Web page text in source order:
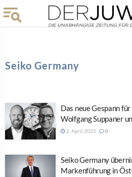
Seiko Germany
Das neue Gespann
Wolfgang Suppaner
2. April 2025 0
Seiko Germany
Markenführung in